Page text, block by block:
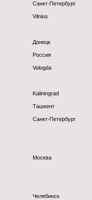
Санкт-Петербург
Vilnius
Донецк
Россия
Vologda
Kaliningrad
Ташкент
Санкт-Петербург
Москва
Челябинск